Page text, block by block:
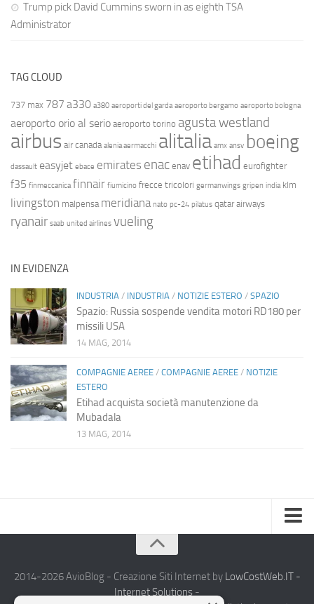
Trump pick David Cummins sworn in as eighth TSA
Administrator
TAG CLOUD
737 max 787 a330 a380 aeroporti del garda aeroporto bergamo aeroporto bologna
aeroporto orio al serio aeroporto torino agusta westland
airbus air canada alenia aermacchi alitalia amx ansv boeing
dassault easyjet ebace emirates enac enav etihad eurofighter
f35 finmeccanica finnair fiumicino frecce tricolori germanwings gripen india klm
livingston malpensa meridiana nato pc-24 pilatus qatar airways
ryanair saab united airlines vueling
IN EVIDENZA
INDUSTRIA / INDUSTRIA / NOTIZIE ESTERO / SPAZIO
Spazio: Russia sospende vendita motori RD180 per
missili USA
14 MAG, 2014
COMPAGNIE AEREE / COMPAGNIE AEREE / NOTIZIE
ESTERO
Etihad acquista società manutenzione da
Mubadala
13 MAG, 2014
Chi Siamo
Notizie Estero
2014-2026 AvioBlog - Creazione Siti Internet by LowCostWeb.IT -
Internet Solutions -